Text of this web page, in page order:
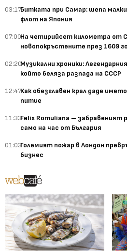
03:17Битката при Самар: шепа
флот на Япония
07:00На четирийсет километра от
новопокръстените през 1609
02:20Музикални хроники:
който беляза разпада на СССР
12:47Как обезглавен крал даде
питие
11:33Felix Romuliana – забравеният
само на час от България
01:03Големият пожар в Лондон
бизнес